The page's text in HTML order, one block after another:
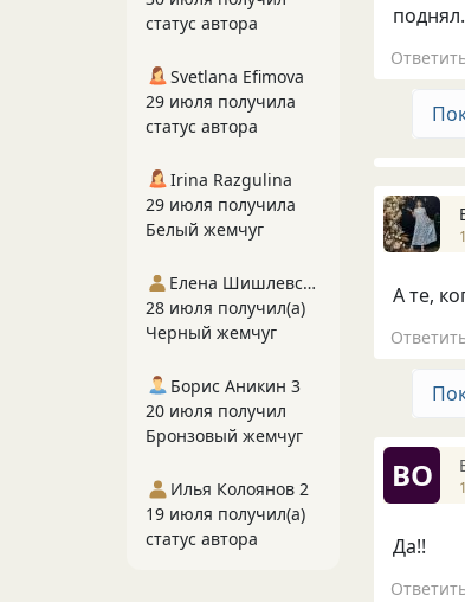
А те,
ВО
Да!!
статус автора
Svetlana Efimova
29 июля получила
статус автора
Irina Razgulina
29 июля получила
Белый жемчуг
Елена Шишлевская
28 июля получил(а)
Черный жемчуг
Борис Аникин 3
20 июля получил
Бронзовый жемчуг
Илья Колоянов 2
19 июля получил(а)
статус автора